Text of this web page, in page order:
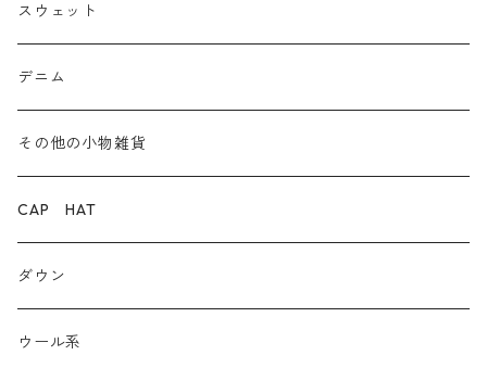
爆暖フリース裏起毛
ボア
デニム
ダウン
ダンガリー
ウール系
ロゴ
前後２WAY
スウェット
デニム
その他の小物雑貨
CAP HAT
ダウン
ウール系